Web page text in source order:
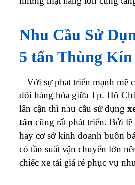
Nhu Cầu Sử
5 tấn Thùng Kín
Với sự phát triển mạnh mẽ
đổi hàng hóa giữa Tp. Hồ
lân cận thì nhu cầu sử dụng
tấn cũng rất phát triển. Bởi
hay cơ sở kinh doanh buôn
có tần suất vận chuyển lớn
chiếc xe tải giá rẻ phục vụ